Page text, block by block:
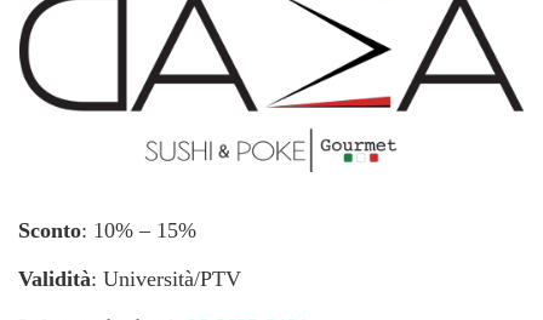
Sconto: 10% – 15%
Validità: Università/PTV